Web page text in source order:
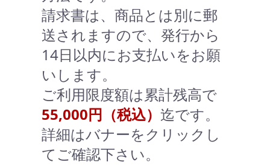
請求書は、商品とは別に郵
送されますので、発行から
14日以内にお支払いをお願
いします。
ご利用限度額は累計残高で
55,000円（税込） 迄です。
詳細はバナーをクリックし
てご確認下さい。